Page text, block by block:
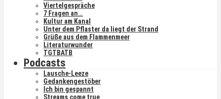
Viertelgespräche
7 Fragen an…
Kultur am Kanal
Unter dem Pflaster da liegt der Strand
Grüße aus dem Flammenmeer
Literaturwunder
TGTBATB
Podcasts
Lausche-Leeze
Gedankengestöber
Ich bin gespannt
Streams come true